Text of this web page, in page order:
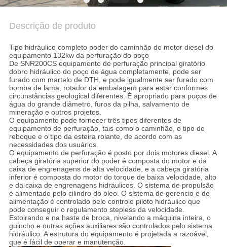
MAPA
DO
SITE
POLÍTICA
DE
PRIVACIDADE
Descrição de produto
Tipo hidráulico completo poder do caminhão do motor diesel do
equipamento 132kw da perfuração do poço
De SNR200CS equipamento de perfuração principal giratório
dobro hidráulico do poço de água completamente, pode ser
furado com martelo de DTH, e pode igualmente ser furado com
bomba de lama, rotador da embalagem para estar conformes
circunstâncias geological diferentes. É apropriado para poços de
água do grande diâmetro, furos da pilha, salvamento de
mineração e outros projetos.
O equipamento pode fornecer três tipos diferentes de
equipamento de perfuração, tais como o caminhão, o tipo do
reboque e o tipo da esteira rolante, de acordo com as
necessidades dos usuários.
O equipamento de perfuração é posto por dois motores diesel. A
cabeça giratória superior do poder é composta do motor e da
caixa de engrenagens de alta velocidade, e a cabeça giratória
inferior é composta do motor do torque de baixa velocidade, alto
e da caixa de engrenagens hidráulicos. O sistema de propulsão
é alimentado pelo cilindro do óleo. O sistema de gerencio e de
alimentação é controlado pelo controle piloto hidráulico que
pode conseguir o regulamento stepless da velocidade.
Estoirando e na haste de broca, nivelando a máquina inteira, o
guincho e outras ações auxiliares são controlados pelo sistema
hidráulico. A estrutura do equipamento é projetada a razoável,
que é fácil de operar e manutenção.